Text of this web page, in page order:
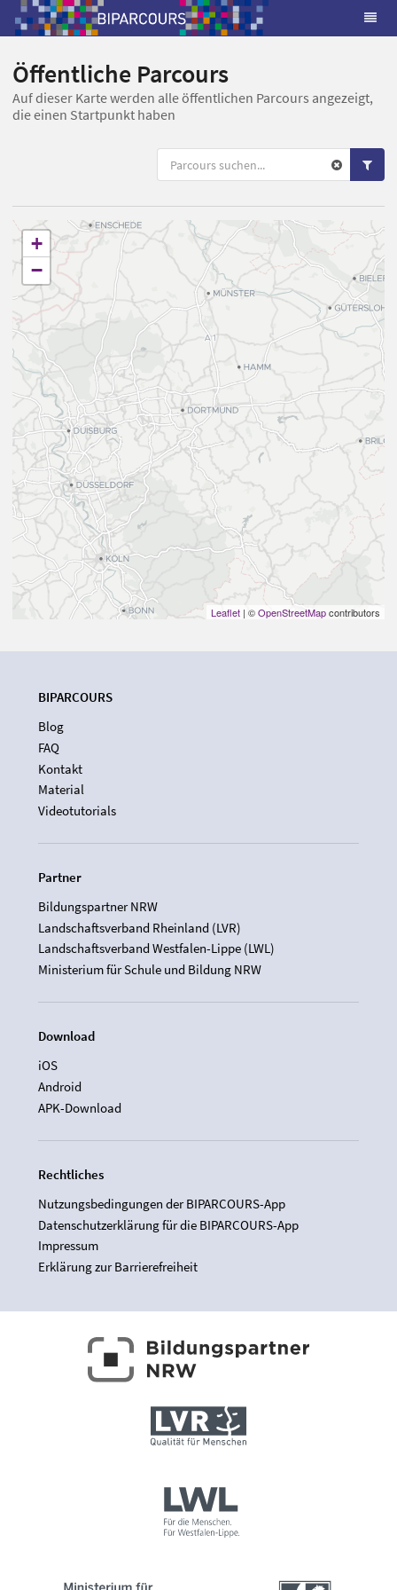
Öffentliche Parcours
Auf dieser Karte werden alle öffentlichen Parcours angezeigt,
die einen Startpunkt haben
+
−
Leaflet | ©OpenStreetMapcontributors
BIPARCOURS
Blog
FAQ
Kontakt
Material
Videotutorials
Partner
Bildungspartner NRW
Landschaftsverband Rheinland (LVR)
Landschaftsverband Westfalen-Lippe (LWL)
Ministerium für Schule und Bildung NRW
Download
iOS
Android
APK-Download
Rechtliches
Nutzungsbedingungen der BIPARCOURS-App
Datenschutzerklärung für die BIPARCOURS-App
Impressum
Erklärung zur Barrierefreiheit